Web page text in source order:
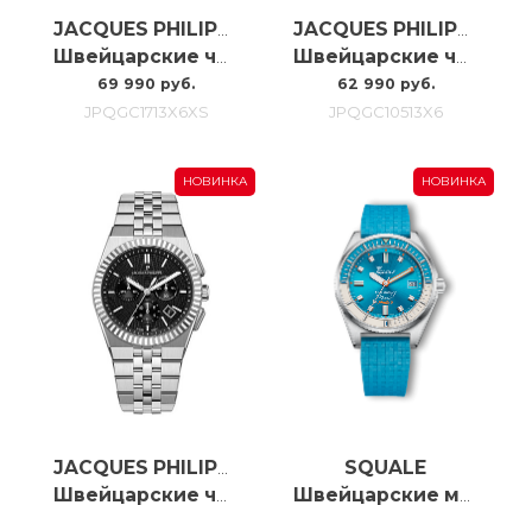
69 990 руб.
JPQGC1713X6XS
JACQUES PHILIPPE
62 990 руб.
JPQGC10513X6
НОВИНКА НОВИНКА
SQUALE